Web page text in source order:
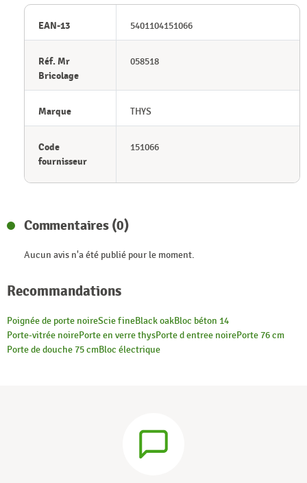
EAN-13 5401104151066
Réf. Mr
Bricolage
058518
Marque THYS
Code
fournisseur
151066
Commentaires (0)
Aucun avis n'a été publié pour le moment.
Recommandations
Poignée de porte noireScie fineBlack oakBloc béton 14
Porte-vitrée noirePorte en verre thysPorte d entree noirePorte 76 cm
Porte de douche 75 cmBloc électrique